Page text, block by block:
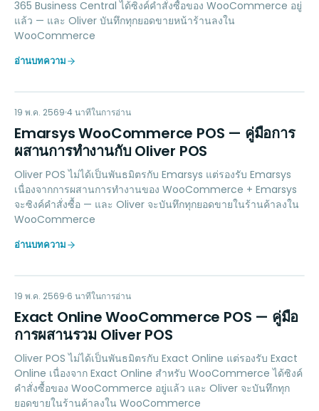
365 Business Central ได้ซิงค์คำสั่งซื้อของ WooCommerce อยู่
แล้ว — และ Oliver บันทึกทุกยอดขายหน้าร้านลงใน
WooCommerce
อ่านบทความ
EW
MARKETING
19 พ.ค. 2569 4นาทีในการอ่าน
Emarsys WooCommerce POS — คู่มือการ
ผสานการทำงานกับ Oliver POS
Oliver POS ไม่ได้เป็นพันธมิตรกับ Emarsys แต่รองรับ Emarsys
เนื่องจากการผสานการทำงานของ WooCommerce + Emarsys
จะซิงค์คำสั่งซื้อ — และ Oliver จะบันทึกทุกยอดขายในร้านค้าลงใน
WooCommerce
อ่านบทความ
EO
ACCOUNTING
19 พ.ค. 2569 6 นาทีในการอ่าน
Exact Online WooCommerce POS — คู่มือ
การผสานรวม Oliver POS
Oliver POS ไม่ได้เป็นพันธมิตรกับ Exact Online แต่รองรับ Exact
Online เนื่องจาก Exact Online สำหรับ WooCommerce ได้ซิงค์
คำสั่งซื้อของ WooCommerce อยู่แล้ว และ Oliver จะบันทึกทุก
ยอดขายในร้านค้าลงใน WooCommerce